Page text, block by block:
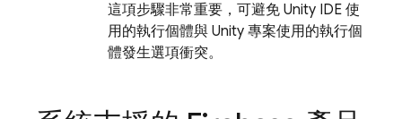
這項步驟非常重要，可避免 Unity IDE 使
用的執行個體與 Unity 專案使用的執行個
體發生選項衝突。